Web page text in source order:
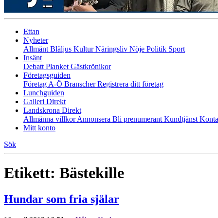
Ettan
Nyheter
Allmänt Blåljus KulturNäringsliv Nöje Politik Sport
Insänt
Debatt Planket Gästkrönikor
Företagsguiden
Företag A-Ö BranscherRegistrera ditt företag
Lunchguiden
Galleri Direkt
Landskrona Direkt
Allmänna villkorAnnonsera Bli prenumerant Kundtjänst
Mitt konto
Sök
Etikett: Bästekille
Hundar som fria själar